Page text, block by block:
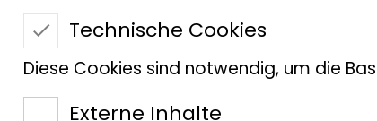
Versuche im Ackerbau haben nun
Pflanzen-Biodiversität positiv auf die
auswirkt, zu denen Insekten,
Spinnentiere zählen.
Technische Cookies
Diese Cookies sind notwendig, um die
Externe Inhalte